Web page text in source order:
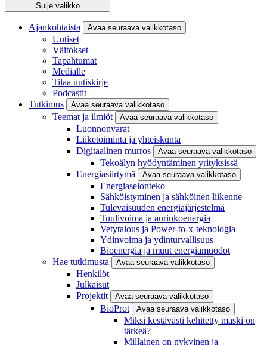
Sulje valikko
Ajankohtaista Avaa seuraava valikkotaso
Uutiset
Väitökset
Tapahtumat
Medialle
Tilaa uutiskirje
Podcastit
Tutkimus
Avaa seuraava valikkotaso
Teemat ja ilmiöt Avaa seuraava valikkotaso
Luonnonvarat
Liiketoiminta ja yhteiskunta
Digitaalinen murros
Avaa seuraava valikkotaso
Tekoälyn hyödyntäminen yrityksissä
Energiasiirtymä
Avaa seuraava valikkotaso
Energiaselonteko
Sähköistyminen ja sähköinen liikenne
Tulevaisuuden energiajärjestelmä
Tuulivoima ja aurinkoenergia
Vetytalous ja Power-to-x-teknologia
Ydinvoima ja ydinturvallisuus
Bioenergia ja muut energiamuodot
Hae tutkimusta
Avaa seuraava valikkotaso
Henkilöt
Julkaisut
Projektit
Avaa seuraava valikkotaso
BioProt Avaa seuraava valikkotaso
Miksi kestävästi kehitetty maski on
tärkeä?
Millainen on nykyinen ja